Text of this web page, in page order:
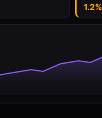
1.2%